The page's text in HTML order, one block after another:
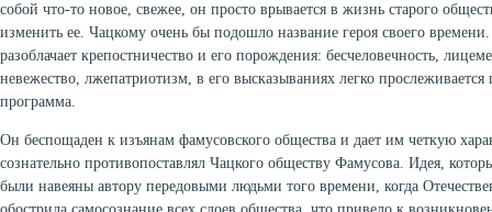
собой что-то новое, свежее, он просто врывается в жизнь старого
изменить ее. Чацкому очень бы подошло название героя своего
разоблачает крепостничество и его порождения: бесчеловечность,
невежество, лжепатриотизм, в его высказываниях легко прослеживается
программа.
Он беспощаден к изъянам фамусовского общества и дает им четкую
сознательно противопоставлял Чацкого обществу Фамусова. Идея,
были навеяны автору передовыми людьми того времени, когда